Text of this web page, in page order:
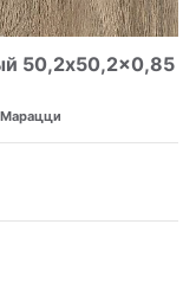
50,2x50,2x0,85